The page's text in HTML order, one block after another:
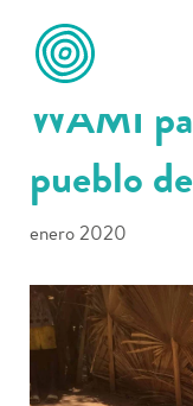
Officine
WAMI
pueblo
enero 2020